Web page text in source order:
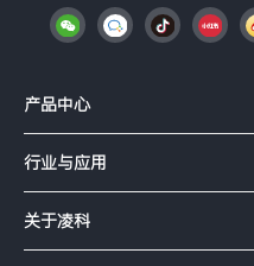
产品中心
行业与应用
关于凌科